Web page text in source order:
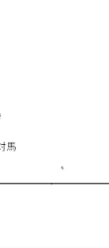
政府「2035年ま
ルガン「韓国レバ
『国民年金公団』
政府「ニセＫ-ブ
「橋が落ちました
鉄鋼最大手『
下院「韓国の公務